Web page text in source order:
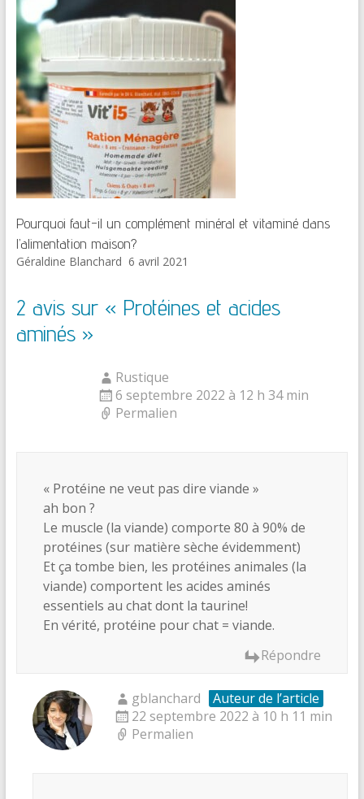
Pourquoi faut-il un complément minéral et vitaminé dans
l’alimentation maison?
Géraldine Blanchard 6 avril 2021
2 avis sur « Protéines et acides
aminés»
Rustique
6 septembre 2022 à 12 h 34 min
Permalien
« Protéine ne veut pas dire viande »
ah bon ?
Le muscle (la viande) comporte 80 à 90% de
protéines (sur matière sèche évidemment)
Et ça tombe bien, les protéines animales (la
viande) comportent les acides aminés
essentiels au chat dont la taurine!
En vérité, protéine pour chat = viande.
Répondre
gblanchard
Auteur de l’article
22 septembre 2022 à 10 h 11 min
Permalien